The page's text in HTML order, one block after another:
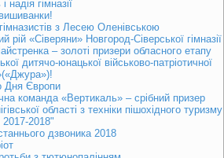
надія гімназії
з Лесею Оленівською
рій «Сіверяни» Новгород-Сіверської гімназії
– золоті призери обласного етапу
дитячо-юнацької військово-патріотичної
Дня Європи
команда «Вертикаль» – срібний призер
області з техніки пішохідного туризму
2018"
дзвоника 2018